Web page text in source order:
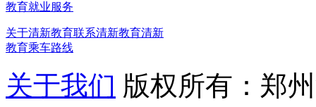
教育就业服务
关于清新教育联系清新教育清新
教育乘车路线
关于我们 版权所有：郑